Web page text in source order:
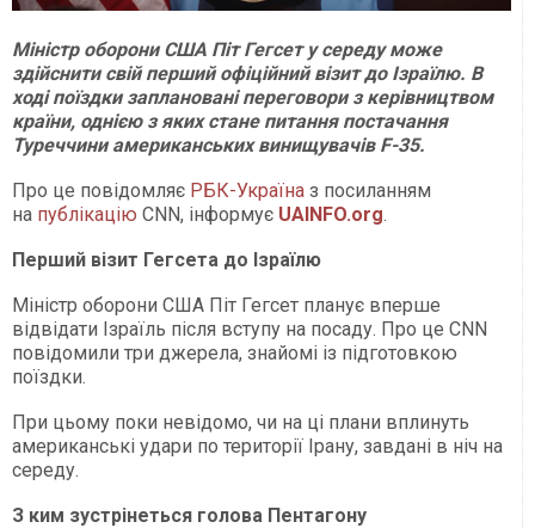
Міністр оборони США Піт Гегсет у середу може
здійснити свій перший офіційний візит до Ізраїлю. В
ході поїздки заплановані переговори з керівництвом
країни, однією з яких стане питання постачання
Туреччини американських винищувачів F-35.
Про це повідомляє РБК-Україна з посиланням
на публікацію CNN, інформує UAINFO.org.
Перший візит Гегсета до Ізраїлю
Міністр оборони США Піт Гегсет планує вперше
відвідати Ізраїль після вступу на посаду. Про це CNN
повідомили три джерела, знайомі із підготовкою
поїздки.
При цьому поки невідомо, чи на ці плани вплинуть
американські удари по території Ірану, завдані в ніч на
середу.
З ким зустрінеться голова Пентагону